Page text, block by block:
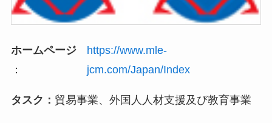
ホームページ
：
https://www.mle-
jcm.com/Japan/Index
タスク： 貿易事業、外国人人材支援及び教育事業